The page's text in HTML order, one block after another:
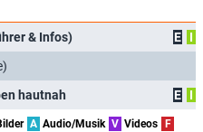
& Infos) E
I
hautnah
E I
A Audio/Musik V Videos
F